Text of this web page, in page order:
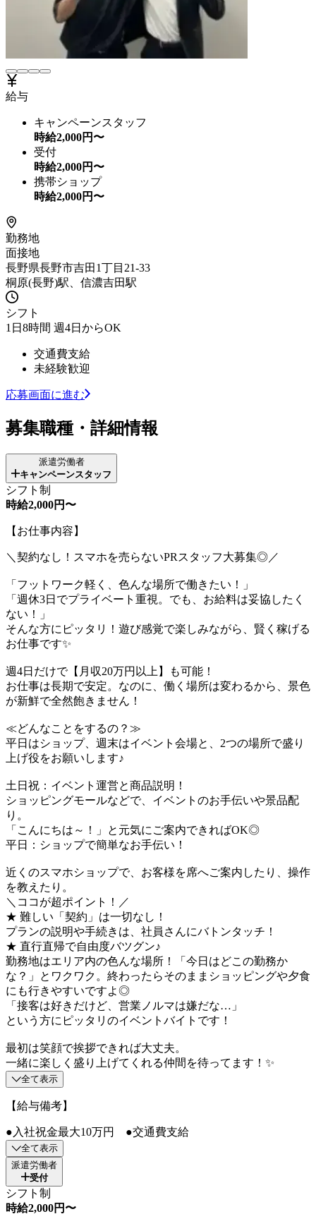
給与
キャンペーンスタッフ
時給2,000円〜
受付
時給2,000円〜
携帯ショップ
時給2,000円〜
勤務地
面接地
長野県長野市吉田1丁目21-33
桐原(長野)駅、信濃吉田駅
シフト
1日8時間 週4日からOK
交通費支給
未経験歓迎
応募画面に進む
募集職種・詳細情報
派遣労働者
キャンペーンスタッフ
シフト制
時給2,000円〜
【お仕事内容】
＼契約なし！スマホを売らないPRスタッフ大募集◎／
「フットワーク軽く、色んな場所で働きたい！」
「週休3日でプライベート重視。でも、お給料は妥協したく
ない！」
そんな方にピッタリ！遊び感覚で楽しみながら、賢く稼げる
お仕事です✨
週4日だけで【月収20万円以上】も可能！
お仕事は長期で安定。なのに、働く場所は変わるから、景色
が新鮮で全然飽きません！
≪どんなことをするの？≫
平日はショップ、週末はイベント会場と、2つの場所で盛り
上げ役をお願いします♪
土日祝：イベント運営と商品説明！
ショッピングモールなどで、イベントのお手伝いや景品配
り。
「こんにちは～！」と元気にご案内できればOK◎
平日：ショップで簡単なお手伝い！
近くのスマホショップで、お客様を席へご案内したり、操作
を教えたり。
＼ココが超ポイント！／
★ 難しい「契約」は一切なし！
プランの説明や手続きは、社員さんにバトンタッチ！
★ 直行直帰で自由度バツグン♪
勤務地はエリア内の色んな場所！「今日はどこの勤務か
な？」とワクワク。終わったらそのままショッピングや夕食
にも行きやすいですよ◎
「接客は好きだけど、営業ノルマは嫌だな…」
という方にピッタリのイベントバイトです！
最初は笑顔で挨拶できれば大丈夫。
一緒に楽しく盛り上げてくれる仲間を待ってます！✨
全て表示
【給与備考】
●入社祝金最大10万円 ●交通費支給
全て表示
派遣労働者
受付
シフト制
時給2,000円〜